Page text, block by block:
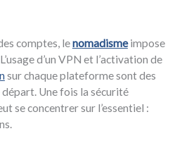
comptes, lenomadismeimpose
d’un VPN et l’activation de
sur chaque plateforme sont des
Une fois la sécurité
se concentrer sur l’essentiel :